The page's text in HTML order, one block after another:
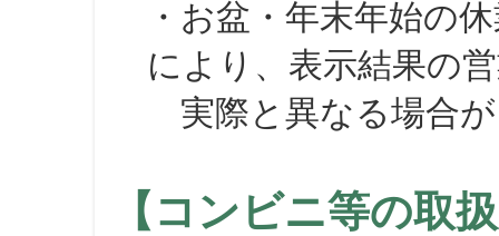
・お盆・年末年始の
により、表示結果の
実際と異なる場合が
【コンビニ等の取